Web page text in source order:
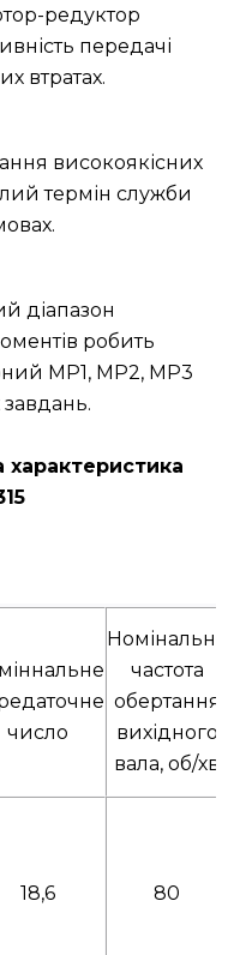
редуктор
передачі
втратах.
високоякісних
термін служби
діапазон
робить
МР1, МР2, МР3
характеристика
число
Номінальна
частота
обертання
вихідного
вала, об/хв
18,6 80